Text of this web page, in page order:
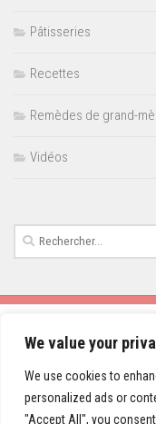
We value your
We use cookies to
personalized ads or
"Accept All", you
Pâtisseries
Recettes
Remèdes de grand-
Vidéos
Rechercher :
Fièrement